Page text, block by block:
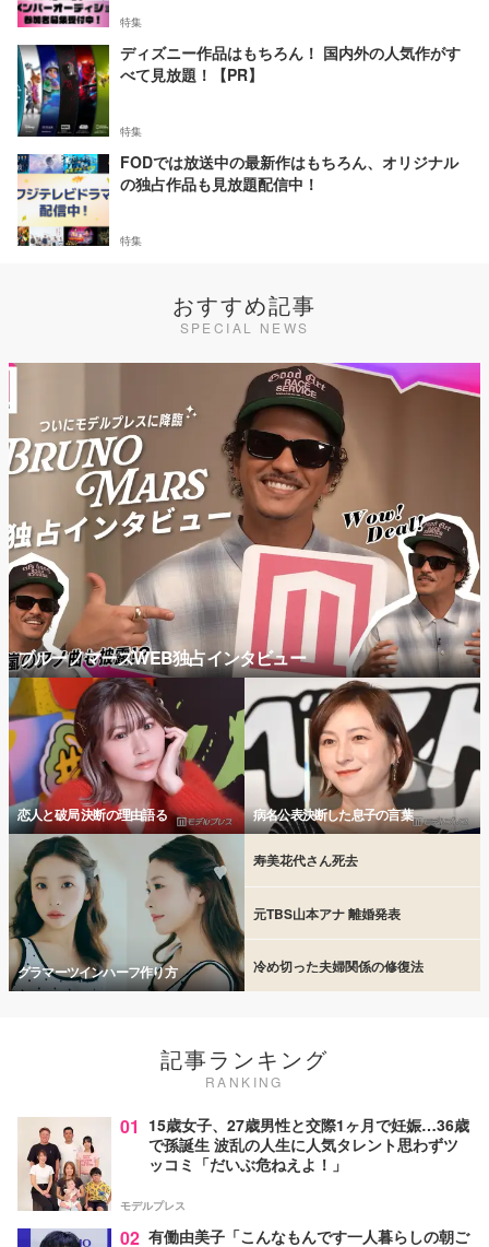
特集
ディズニー作品はもちろん！ 国内外の人気作がす
べて見放題！【PR】
特集
FODでは放送中の最新作はもちろん、オリジナル
の独占作品も見放題配信中！
特集
おすすめ記事
SPECIAL NEWS
ブルーノマーズWEB独占インタビュー
恋人と破局 決断の理由語る 病名公表決断した息子の言葉
グラマーツインハーフ作り方
寿美花代さん死去
元TBS山本アナ 離婚発表
冷め切った夫婦関係の修復法
記事ランキング
RANKING
01 15歳女子、27歳男性と交際1ヶ月で妊娠…36歳
で孫誕生 波乱の人生に人気タレント思わずツ
ッコミ「だいぶ危ねえよ！」
モデルプレス
02 有働由美子「こんなもんです一人暮らしの朝ご